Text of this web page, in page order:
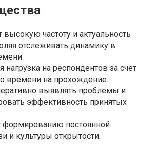
высокую частоту и актуальность
отслеживать динамику в
нагрузка на респондентов за счёт
времени на прохождение.
выявлять проблемы и
эффективность принятых
формированию постоянной
и культуры открытости.